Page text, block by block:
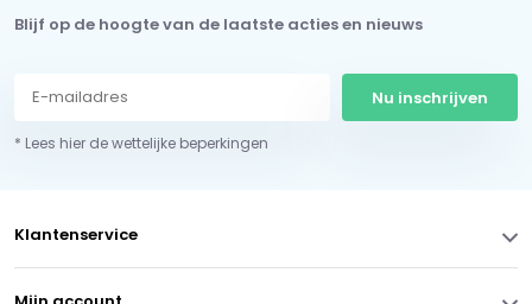
Blijf op de hoogte van de laatste acties en nieuws
Nu inschrijven
* Lees hier de wettelijke beperkingen
Klantenservice